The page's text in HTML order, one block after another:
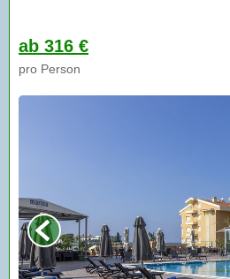
ab 316 €
pro Person